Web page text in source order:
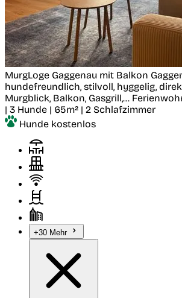
MurgLoge Gaggenau mit Balkon
hundefreundlich, stilvoll, hyggelig,
Murgblick, Balkon, Gasgrill,...
| 3 Hunde | 65m² | 2 Schlafzimmer
Hunde kostenlos
+30 Mehr